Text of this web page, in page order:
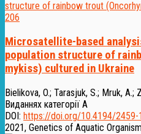
206
Microsatellite-based
population structure of
mykiss) cultured in Ukraine
Bielikova, O.; Tarasjuk, S.; Mruk, A.;
Виданнях категорії А
DOI: https://doi.org/10.4194/2459-
2021, Genetics of Aquatic